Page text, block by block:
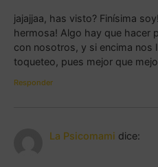
jajajjaa, has visto? Finísima
hermosa! Algo hay que hacer
con nosotros, y si encima nos
toqueteo, pues mejor que
Responder
La Psicomami dice: